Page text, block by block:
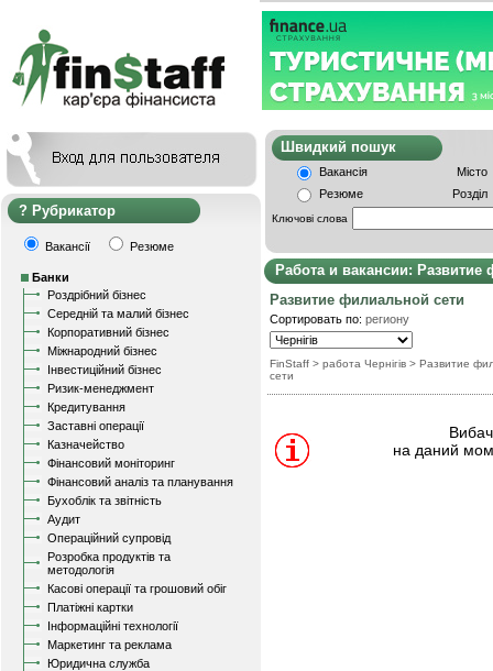
Рубрикатор
Вакансії Резюме
Банки
Роздрібний бізнес
Середній та малий бізнес
Корпоративний бізнес
Міжнародний бізнес
Інвестиційний бізнес
Ризик-менеджмент
Кредитування
Заставні операції
Казначейство
Фінансовий моніторинг
Фінансовий аналіз та планування
Бухоблік та звітність
Аудит
Операційний супровід
Розробка продуктів та
методологія
Касові операції та грошовий обіг
Платіжні картки
Інформаційні технології
Маркетинг та реклама
Юридична служба
Швидкий
Вакансія
Місто
Резюме
Розділ
Ключові слова
Работа и вакансии: Развитие
Развитие филиальной сети
Сортировать по: региону
FinStaff > работа Чернігів > Развитие
сети
на даний